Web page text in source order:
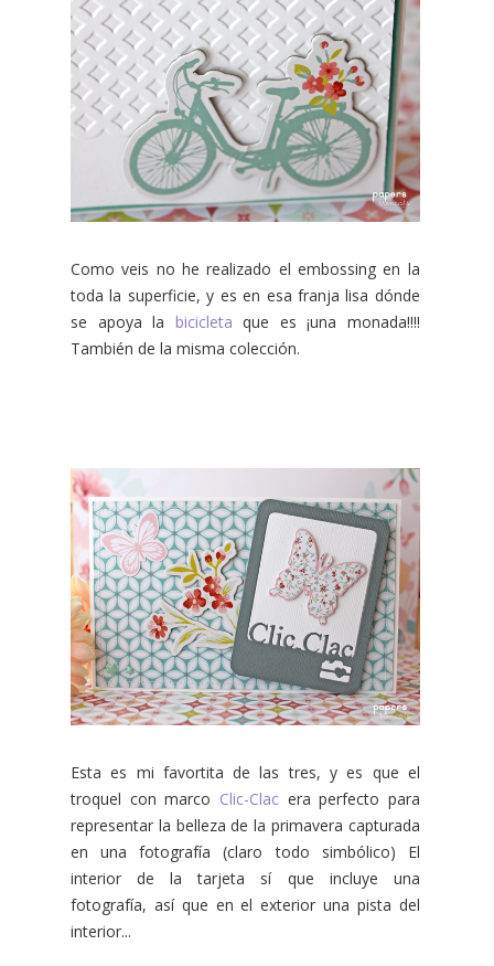
Como veis no he realizado el embossing en la
toda la superficie, y es en esa franja lisa dónde
se apoya la bicicleta que es ¡una monada!!!!
También de la misma colección.
Esta es mi favortita de las tres, y es que el
troquel con marco Clic-Clacera perfecto para
representar la belleza de la primavera capturada
en una fotografía (claro todo simbólico) El
interior de la tarjeta sí que incluye una
fotografía, así que en el exterior una pista del
interior...